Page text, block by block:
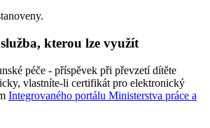
kterou lze využít
péče - příspěvek při převzetí dítěte
vlastníte-li certifikát pro elektronický
Integrovaného portálu Ministerstva práce a